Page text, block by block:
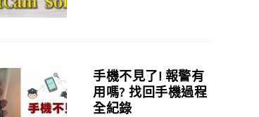
手機不見了! 報警有
用嗎? 找回手機過程
全紀錄